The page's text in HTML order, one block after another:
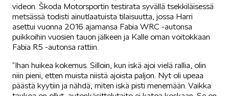
videon. Škoda Motorsportin testirata syvällä tsekkiläisessä
metsässä todisti ainutlaatuista tilaisuutta, jossa Harri
asettui vuonna 2016 ajamansa Fabia WRC -autonsa
puikkoihin vuosien tauon jälkeen ja Kalle oman voitokkaan
Fabia R5 -autonsa rattiin.
”Ihan huikea kokemus. Silloin, kun iskä ajoi vielä rallia, olin
niin pieni, etten muista niistä ajoista paljon. Nyt oli upeaa
päästä kyytiin ja nähdä, miten iskä pisti menemään. Vaikka